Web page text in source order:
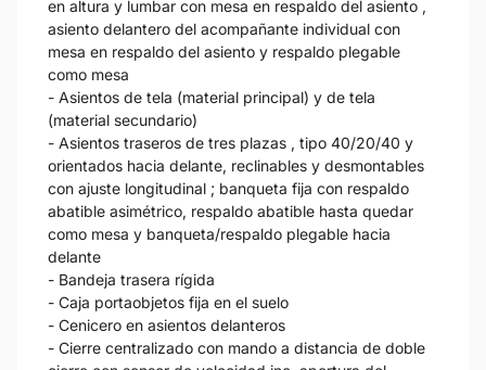
en altura y lumbar con mesa en respaldo del asiento ,
asiento delantero del acompañante individual con
mesa en respaldo del asiento y respaldo plegable
como mesa
- Asientos de tela (material principal) y de tela
(material secundario)
- Asientos traseros de tres plazas , tipo 40/20/40 y
orientados hacia delante, reclinables y desmontables
con ajuste longitudinal ; banqueta fija con respaldo
abatible asimétrico, respaldo abatible hasta quedar
como mesa y banqueta/respaldo plegable hacia
delante
- Bandeja trasera rígida
- Caja portaobjetos fija en el suelo
- Cenicero en asientos delanteros
- Cierre centralizado con mando a distancia de doble